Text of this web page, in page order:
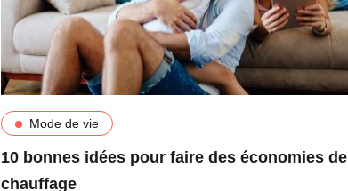
Mode de vie
10 bonnes idées pour faire des économies de
chauffage